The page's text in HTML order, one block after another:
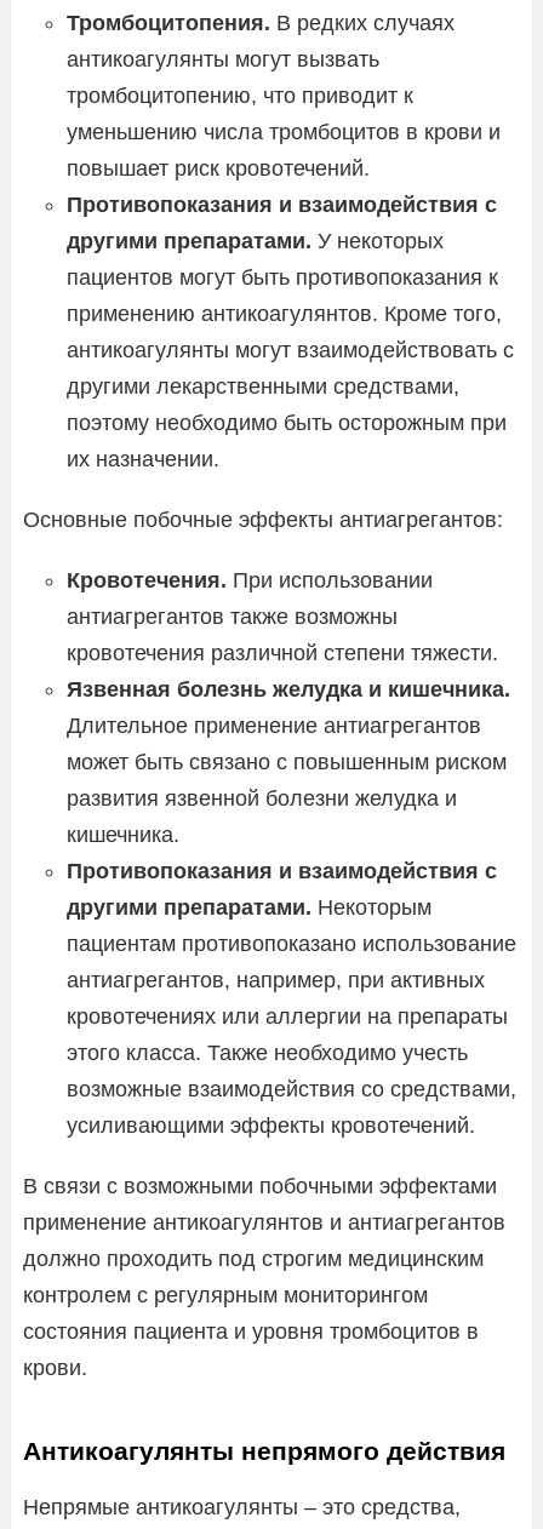
Тромбоцитопения. В редких случаях
антикоагулянты могут вызвать
тромбоцитопению, что приводит к
уменьшению числа тромбоцитов в крови и
повышает риск кровотечений.
Противопоказания и взаимодействия с
другими препаратами. У некоторых
пациентов могут быть противопоказания к
применению антикоагулянтов. Кроме того,
антикоагулянты могут взаимодействовать с
другими лекарственными средствами,
поэтому необходимо быть осторожным при
их назначении.
Основные побочные эффекты антиагрегантов:
Кровотечения. При использовании
антиагрегантов также возможны
кровотечения различной степени тяжести.
Язвенная болезнь желудка и кишечника.
Длительное применение антиагрегантов
может быть связано с повышенным риском
развития язвенной болезни желудка и
кишечника.
Противопоказания и взаимодействия с
другими препаратами. Некоторым
пациентам противопоказано использование
антиагрегантов, например, при активных
кровотечениях или аллергии на препараты
этого класса. Также необходимо учесть
возможные взаимодействия со средствами,
усиливающими эффекты кровотечений.
В связи с возможными побочными эффектами
применение антикоагулянтов и антиагрегантов
должно проходить под строгим медицинским
контролем с регулярным мониторингом
состояния пациента и уровня тромбоцитов в
крови.
Антикоагулянты непрямого действия
Непрямые антикоагулянты – это средства,